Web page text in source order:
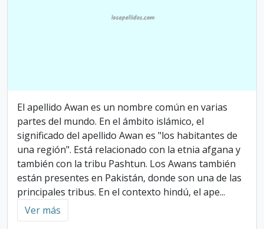
El apellido Awan es un nombre común en varias
partes del mundo. En el ámbito islámico, el
significado del apellido Awan es "los habitantes de
una región". Está relacionado con la etnia afgana y
también con la tribu Pashtun. Los Awans también
están presentes en Pakistán, donde son una de las
principales tribus. En el contexto hindú, el ape...
Ver más